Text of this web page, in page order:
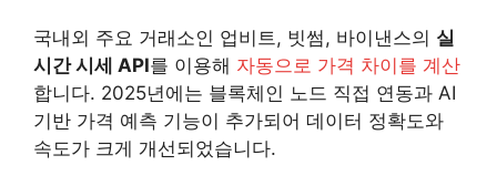
국내외 주요 거래소인 업비트, 빗썸, 바이낸스의 실
시간 시세 API를 이용해 자동으로 가격 차이를 계산
합니다. 2025년에는 블록체인 노드 직접 연동과 AI
기반 가격 예측 기능이 추가되어 데이터 정확도와
속도가 크게 개선되었습니다.